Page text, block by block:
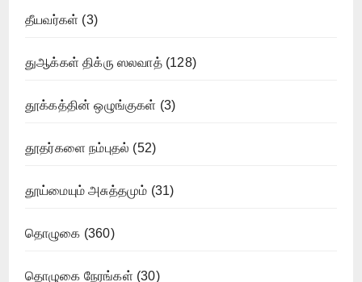
தீயவர்கள் (3)
துஆக்கள் திக்ரு ஸலவாத்(128)
தூக்கத்தின் ஒழுங்குகள் (3)
தூதர்களை நம்புதல் (52)
தூய்மையும் அசுத்தமும் (31)
தொழுகை (360)
தொழுகை நேரங்கள் (30)